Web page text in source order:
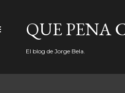
QUE PENA
El blog de Jorge Bela.